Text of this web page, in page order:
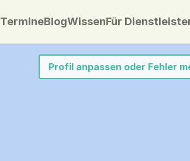
TermineBlogWissenFür
Profil anpassen oder Fehler